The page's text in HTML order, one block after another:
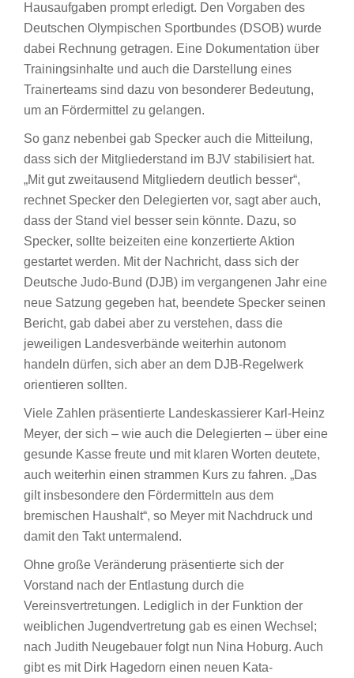
Hausaufgaben prompt erledigt. Den Vorgaben des
Deutschen Olympischen Sportbundes (DSOB) wurde
dabei Rechnung getragen. Eine Dokumentation über
Trainingsinhalte und auch die Darstellung eines
Trainerteams sind dazu von besonderer Bedeutung,
um an Fördermittel zu gelangen.
So ganz nebenbei gab Specker auch die Mitteilung,
dass sich der Mitgliederstand im BJV stabilisiert hat.
„Mit gut zweitausend Mitgliedern deutlich besser“,
rechnet Specker den Delegierten vor, sagt aber auch,
dass der Stand viel besser sein könnte. Dazu, so
Specker, sollte beizeiten eine konzertierte Aktion
gestartet werden. Mit der Nachricht, dass sich der
Deutsche Judo-Bund (DJB) im vergangenen Jahr eine
neue Satzung gegeben hat, beendete Specker seinen
Bericht, gab dabei aber zu verstehen, dass die
jeweiligen Landesverbände weiterhin autonom
handeln dürfen, sich aber an dem DJB-Regelwerk
orientieren sollten.
Viele Zahlen präsentierte Landeskassierer Karl-Heinz
Meyer, der sich – wie auch die Delegierten – über eine
gesunde Kasse freute und mit klaren Worten deutete,
auch weiterhin einen strammen Kurs zu fahren. „Das
gilt insbesondere den Fördermitteln aus dem
bremischen Haushalt“, so Meyer mit Nachdruck und
damit den Takt untermalend.
Ohne große Veränderung präsentierte sich der
Vorstand nach der Entlastung durch die
Vereinsvertretungen. Lediglich in der Funktion der
weiblichen Jugendvertretung gab es einen Wechsel;
nach Judith Neugebauer folgt nun Nina Hoburg. Auch
gibt es mit Dirk Hagedorn einen neuen Kata-